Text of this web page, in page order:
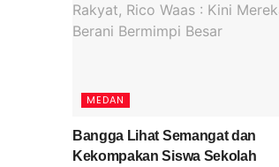
MEDAN
Bangga Lihat Semangat dan
Kekompakan Siswa Sekolah